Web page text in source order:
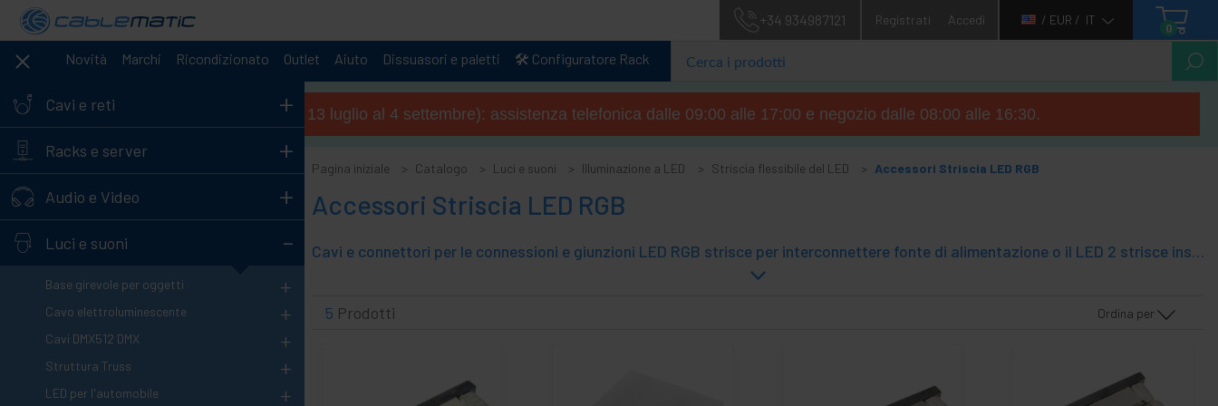
+34 934987121 Registrati Accedi / EUR / IT
0
Novità Marchi Ricondizionato Outlet Aiuto Dissuasori e paletti 🛠️ Configuratore Rack
Cavi e reti +
Racks e server +
Audio e Video +
Luci e suoni -
Base girevole per oggetti +
Cavo elettroluminescente +
Cavi DMX512 DMX +
Struttura Truss +
LED per l'automobile +
Orario estivo (dal 13 luglio al 4 settembre): assistenza telefonica dalle 09:00 alle 17:00 e negozio dalle 08:00 alle 16:30.
Pagina iniziale Catalogo Luci e suoni Illuminazione a LED Striscia flessibile del LED Accessori Striscia LED RGB
Accessori Striscia LED RGB
Cavi e connettori per le connessioni e giunzioni LED RGB strisce per interconnettere fonte di alimentazione o il LED 2 strisce insieme. È possibile effettuare collegamenti da strisce saldatura dei led ma queste connessioni via cavo agevolare il lavoro.
5 Prodotti Ordina per